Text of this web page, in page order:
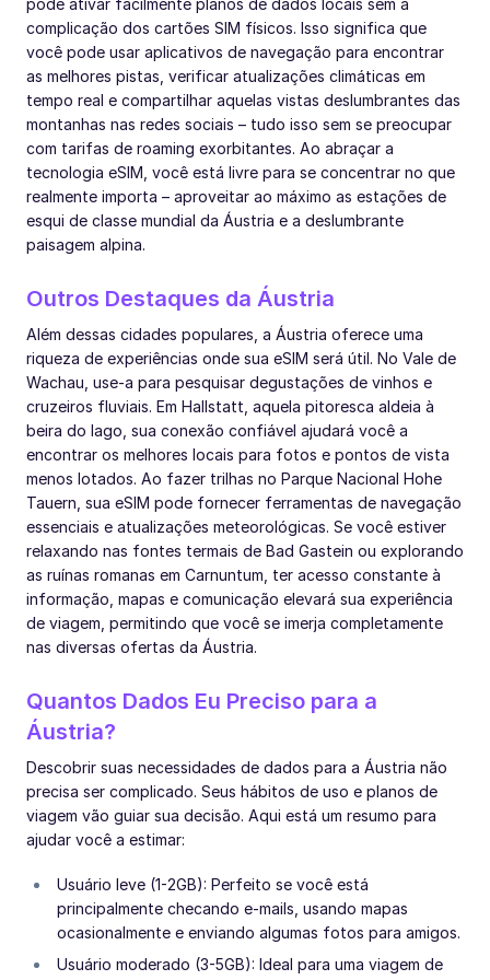
complicação dos cartões SIM físicos. Isso significa que
você pode usar aplicativos de navegação para encontrar
as melhores pistas, verificar atualizações climáticas em
tempo real e compartilhar aquelas vistas deslumbrantes das
montanhas nas redes sociais – tudo isso sem se preocupar
com tarifas de roaming exorbitantes. Ao abraçar a
tecnologia eSIM, você está livre para se concentrar no que
realmente importa – aproveitar ao máximo as estações de
esqui de classe mundial da Áustria e a deslumbrante
paisagem alpina.
Outros Destaques da Áustria
Além dessas cidades populares, a Áustria oferece uma
riqueza de experiências onde sua eSIM será útil. No Vale de
Wachau, use-a para pesquisar degustações de vinhos e
cruzeiros fluviais. Em Hallstatt, aquela pitoresca aldeia à
beira do lago, sua conexão confiável ajudará você a
encontrar os melhores locais para fotos e pontos de vista
menos lotados. Ao fazer trilhas no Parque Nacional Hohe
Tauern, sua eSIM pode fornecer ferramentas de navegação
essenciais e atualizações meteorológicas. Se você estiver
relaxando nas fontes termais de Bad Gastein ou explorando
as ruínas romanas em Carnuntum, ter acesso constante à
informação, mapas e comunicação elevará sua experiência
de viagem, permitindo que você se imerja completamente
nas diversas ofertas da Áustria.
Quantos Dados Eu Preciso para a
Áustria?
Descobrir suas necessidades de dados para a Áustria não
precisa ser complicado. Seus hábitos de uso e planos de
viagem vão guiar sua decisão. Aqui está um resumo para
ajudar você a estimar:
Usuário leve (1-2GB): Perfeito se você está
principalmente checando e-mails, usando mapas
ocasionalmente e enviando algumas fotos para amigos.
Usuário moderado (3-5GB): Ideal para uma viagem de